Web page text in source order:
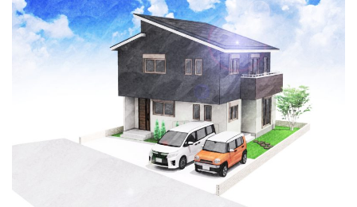
Techno EX テクノストラクチャーEX